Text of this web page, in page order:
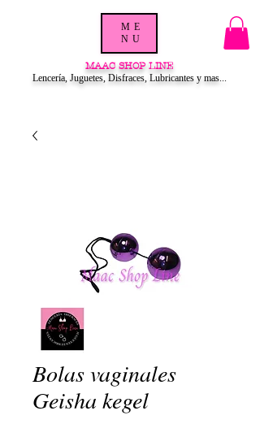
MAAC SHOP LINE
Lencería, Juguetes, Disfraces, Lubricantes y mas...
ME
NU
Bolas vaginales
Geisha kegel